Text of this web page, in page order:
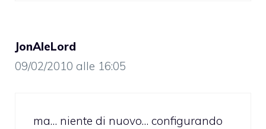
JonAleLord
09/02/2010 alle 16:05
ma… niente di nuovo… configurando